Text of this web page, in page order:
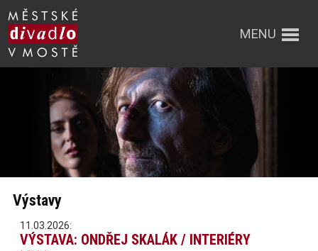
MENU
Výstavy
11.03.2026:
VÝSTAVA: ONDŘEJ SKALÁK / INTERIÉRY